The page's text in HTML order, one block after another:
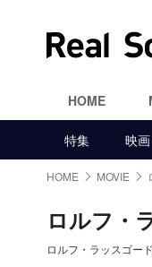
HOME
特集 映画
HOME MOVIE
ロルフ・
ロルフ・ラッスゴー